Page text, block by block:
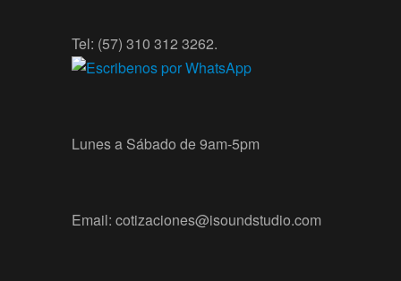
Tel: (57) 310 312 3262.
Lunes a Sábado de 9am-5pm
Email: cotizaciones@isoundstudio.com